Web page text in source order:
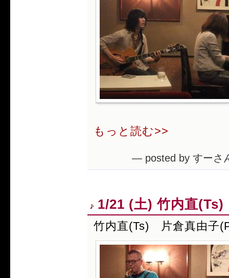
もっと読む>>
— posted by すーさ
1/21 (土) 竹内直
竹内直(Ts) 片倉真由子